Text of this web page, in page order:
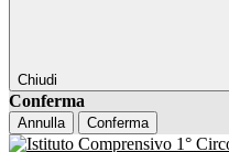
Chiudi
Conferma
Annulla Conferma